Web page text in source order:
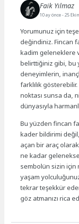
Faik Yılmaz
10 ay önce- 25
Yorumunuz için
değindiniz. Fincan
kadim geleneklere
belirttiğiniz gibi, bu
deneyimlerin,
farklılık
noktası sunsa da,
dünyasıyla
Bu yüzden fincan
kader bildirimi
açan bir araç
ne kadar
sembolün sizin
yaşam
tekrar teşekkür
göz atmanızı rica